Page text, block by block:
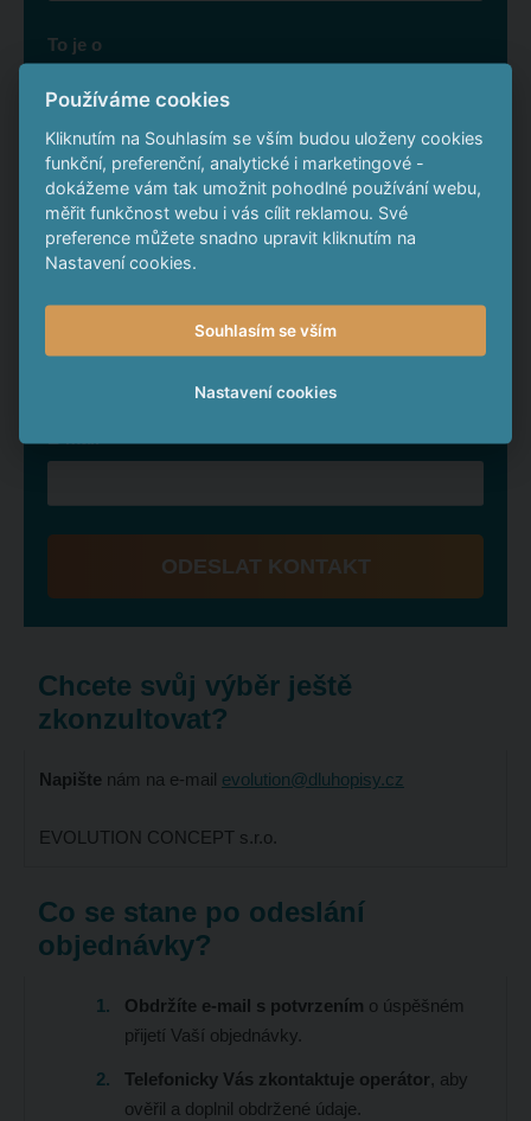
To je o
Chcete také vydělat na
podobných projektech?
Zanechte nám kontakt
E-mail*
ODESLAT KONTAKT
nepodařilo
odeslat.
Chcete svůj výběr ještě
zkonzultovat?
Napište nám na e-mail evolution@dluhopisy.cz
EVOLUTION CONCEPT s.r.o.
Co se stane po odeslání
objednávky?
Obdržíte e-mail s potvrzením o úspěšném
přijetí Vaší objednávky.
Telefonicky Vás zkontaktuje operátor, aby
ověřil a doplnil obdržené údaje.
Používáme cookies
Kliknutím na Souhlasím se vším budou uloženy cookies
funkční, preferenční, analytické i marketingové -
dokážeme vám tak umožnit pohodlné používání webu,
měřit funkčnost webu i vás cílit reklamou. Své
preference můžete snadno upravit kliknutím na
Nastavení cookies.
Souhlasím se vším
Nastavení cookies